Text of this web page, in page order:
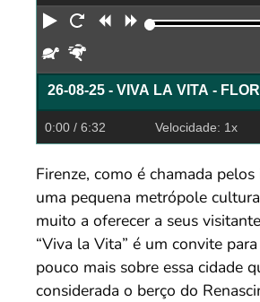
Reproduzir
Reiniciar
Retroceder
Avançar
Devagar
26-08-25 - VIVA LA VITA -
0:00 / 6:32 Velocidade: 1x
Firenze, como é chamada
uma pequena metrópole
muito a oferecer a seus
“Viva la Vita” é um convite
pouco mais sobre essa cidade
considerada o berço do